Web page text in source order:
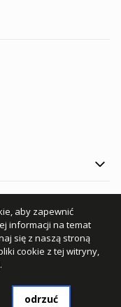
aby zapewnić
informacji na temat
się z naszą stroną
cookie z tej witryny,
odrzuć